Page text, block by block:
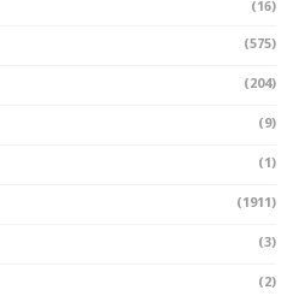
(16)
(575)
(204)
(9)
(1)
(1911)
(3)
(2)